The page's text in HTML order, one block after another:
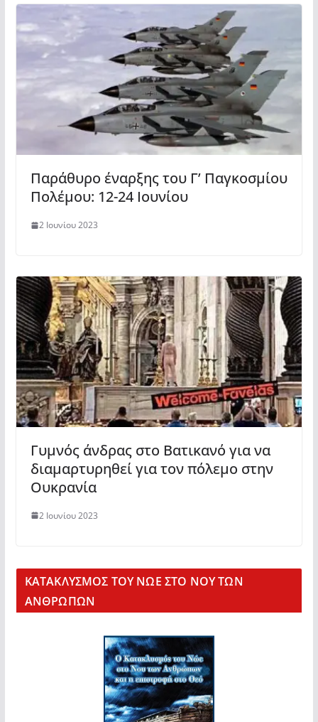
Παράθυρο έναρξης του Γ’ Παγκοσμίου
Πολέμου: 12-24 Ιουνίου
2 Ιουνίου 2023
Γυμνός άνδρας στο Βατικανό για να
διαμαρτυρηθεί για τον πόλεμο στην
Ουκρανία
2 Ιουνίου 2023
KΑΤΑΚΛΥΣΜΟΣ ΤΟΥ ΝΩΕ ΣΤΟ ΝΟΥ ΤΩΝ
ΑΝΘΡΩΠΩΝ